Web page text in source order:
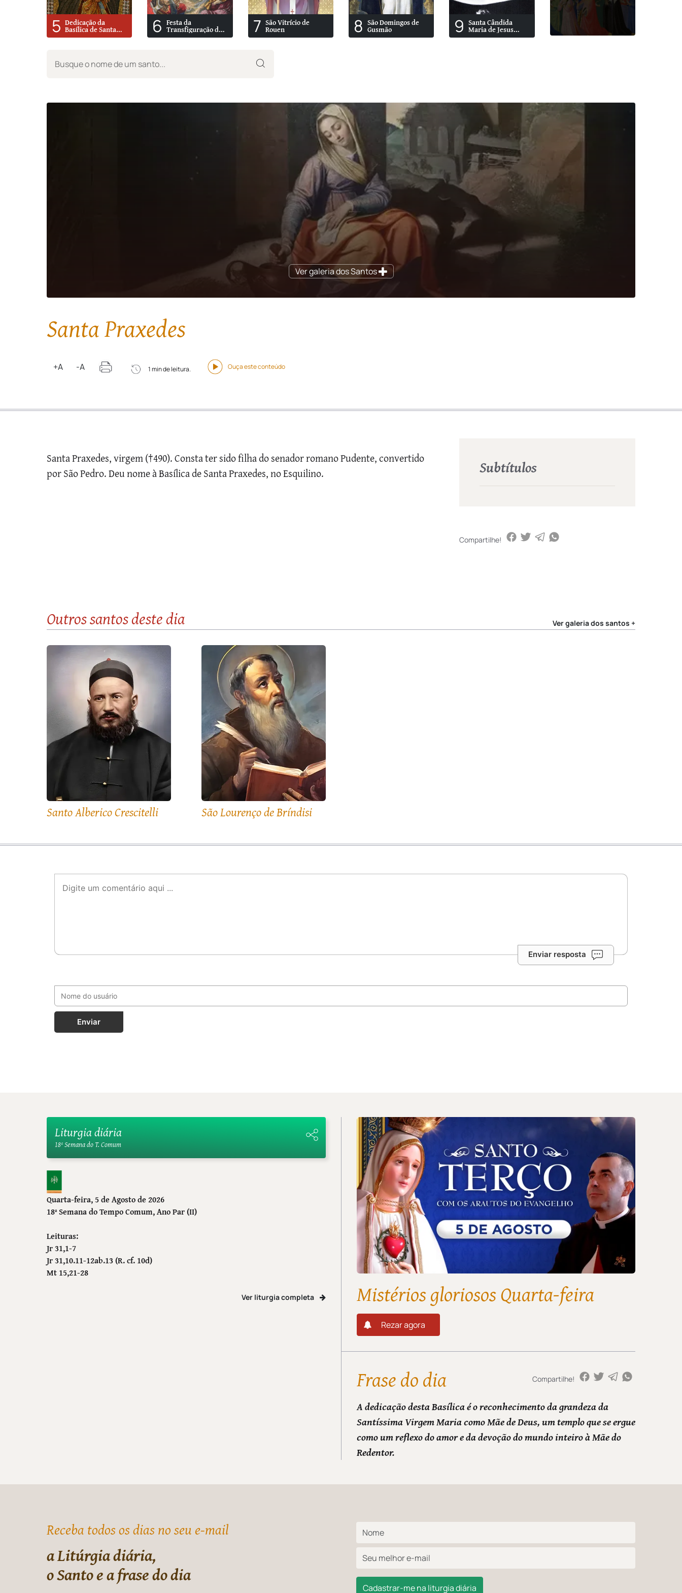
5 Dedicação da
Basílica de Santa
Maria Maior 6 Festa da
Transfiguração do
Senhor No Monte 7 São Vitrício de
Rouen 8 São Domingos de
Gusmão 9 Santa Cândida
Maria de Jesus
Cipitria
Ver galeria dos Santos
Santa Praxedes
+A -A 1 min de leitura. Ouça este conteúdo
Santa Praxedes, virgem (†490). Consta ter sido filha do senador romano Pudente, convertido
por São Pedro. Deu nome à Basílica de Santa Praxedes, no Esquilino.
Subtítulos
Compartilhe!
Outros santosdeste dia Ver galeria dos santos +
Santo Alberico Crescitelli São Lourenço de Bríndisi
Enviar resposta
Enviar
Liturgia diária
18ª Semana do T. Comum
Quarta-feira, 5 de Agosto de 2026
18ª Semana do Tempo Comum, Ano Par (II)
Leituras:
Jr 31,1-7
Jr 31,10.11-12ab.13 (R. cf. 10d)
Mt 15,21-28
Ver liturgia completa Mistérios gloriosos Quarta-feira
Rezar agora
Frase do dia Compartilhe!
A dedicação desta Basílica é o reconhecimento da grandeza da
Santíssima Virgem Maria como Mãe de Deus, um templo que se ergue
como um reflexo do amor e da devoção do mundo inteiro à Mãe do
Redentor.
Receba todos os dias no seu e-mail
a Litúrgia diária,
o Santo e a frase do dia
Cadastrar-me na liturgia diária